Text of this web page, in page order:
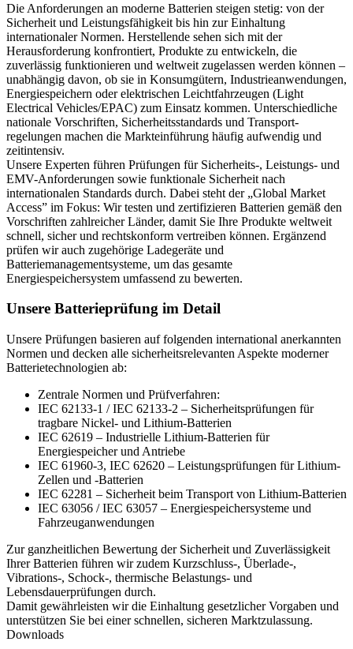
Die Anforderungen an moderne Batterien steigen stetig: von der
Sicherheit und Leistungsfähigkeit bis hin zur Einhaltung
internationaler Normen. Herstellende sehen sich mit der
Herausforderung konfrontiert, Produkte zu entwickeln, die
zuverlässig funktionieren und weltweit zugelassen werden können –
unabhängig davon, ob sie in Konsumgütern, Industrieanwendungen,
Energiespeichern oder elektrischen Leichtfahrzeugen (Light
Electrical Vehicles/EPAC) zum Einsatz kommen. Unterschiedliche
nationale Vorschriften, Sicherheitsstandards und Transport-
regelungen machen die Markteinführung häufig aufwendig und
zeitintensiv.
Unsere Experten führen Prüfungen für Sicherheits-, Leistungs- und
EMV-Anforderungen sowie funktionale Sicherheit nach
internationalen Standards durch. Dabei steht der „Global Market
Access” im Fokus: Wir testen und zertifizieren Batterien gemäß den
Vorschriften zahlreicher Länder, damit Sie Ihre Produkte weltweit
schnell, sicher und rechtskonform vertreiben können. Ergänzend
prüfen wir auch zugehörige Ladegeräte und
Batteriemanagementsysteme, um das gesamte
Energiespeichersystem umfassend zu bewerten.
Unsere Batterieprüfung im Detail
Unsere Prüfungen basieren auf folgenden international anerkannten
Normen und decken alle sicherheitsrelevanten Aspekte moderner
Batterietechnologien ab:
Zentrale Normen und Prüfverfahren:
IEC 62133-1 / IEC 62133-2 – Sicherheitsprüfungen für
tragbare Nickel- und Lithium-Batterien
IEC 62619 – Industrielle Lithium-Batterien für
Energiespeicher und Antriebe
IEC 61960-3, IEC 62620 – Leistungsprüfungen für Lithium-
Zellen und -Batterien
IEC 62281 – Sicherheit beim Transport von Lithium-Batterien
IEC 63056 / IEC 63057 – Energiespeichersysteme und
Fahrzeuganwendungen
Zur ganzheitlichen Bewertung der Sicherheit und Zuverlässigkeit
Ihrer Batterien führen wir zudem Kurzschluss-, Überlade-,
Vibrations-, Schock-, thermische Belastungs- und
Lebensdauerprüfungen durch.
Damit gewährleisten wir die Einhaltung gesetzlicher Vorgaben und
unterstützen Sie bei einer schnellen, sicheren Marktzulassung.
Downloads